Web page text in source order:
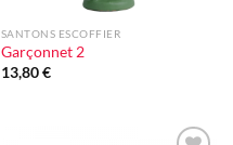
SANTONS ESCOFFIER
Garçonnet 2
13,80€